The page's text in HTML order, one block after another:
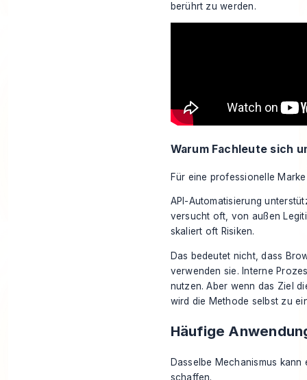
berührt zu werden.
Warum Fachleute sich
Für eine professionelle
API-Automatisierung
versucht oft, von außen
skaliert oft Risiken.
Das bedeutet nicht, dass
verwenden sie. Interne
nutzen. Aber wenn das Ziel
wird die Methode selbst zu
Häufige
Dasselbe Mechanismus
schaffen.